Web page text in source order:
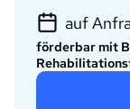
auf
förderbar mit